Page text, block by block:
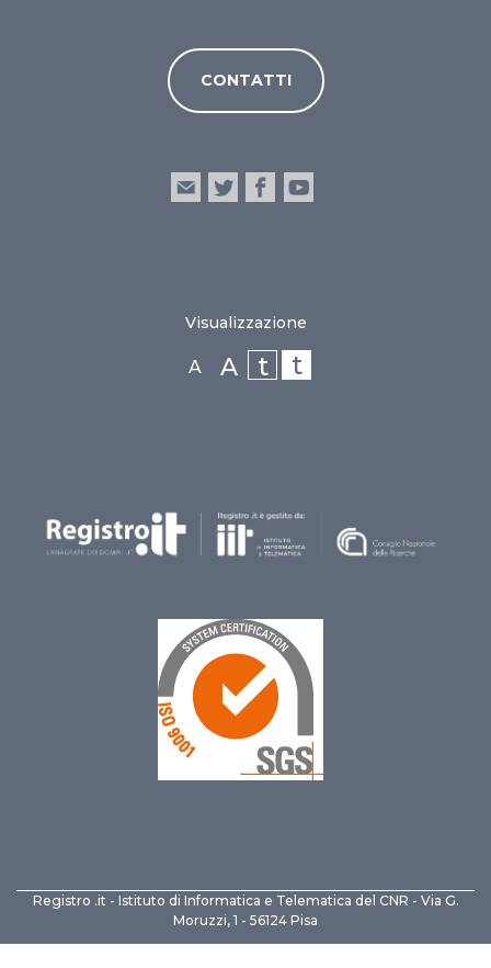
CONTATTI
Visualizzazione
A A t t
Registro .it - Istituto di Informatica e Telematica del CNR - Via G.
Moruzzi, 1 - 56124 Pisa